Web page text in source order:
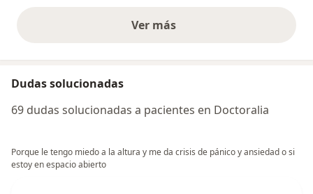
Ver másopiniones anteriores
Dudas solucionadas
69 dudas solucionadas a pacientes en Doctoralia
Porque le tengo miedo a la altura y me da crisis de pánico y ansiedad o si
estoy en espacio abierto